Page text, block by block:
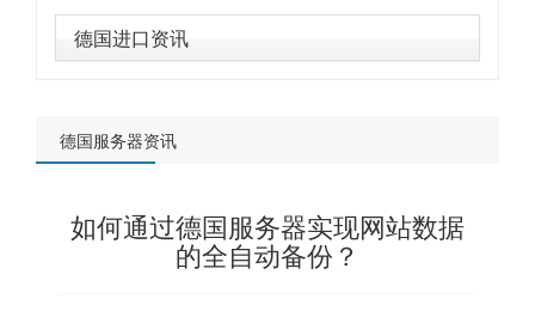
德国进口资讯
德国服务器资讯
如何通过德国服务器实现网站数据
的全自动备份？